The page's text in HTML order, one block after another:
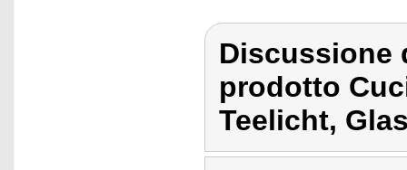
Discussione
prodotto
Teelicht,